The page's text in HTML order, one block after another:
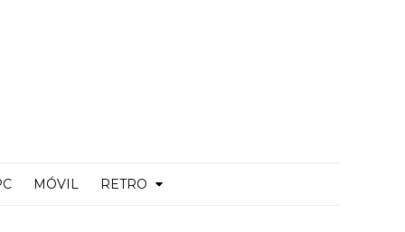
MÓVIL RETRO